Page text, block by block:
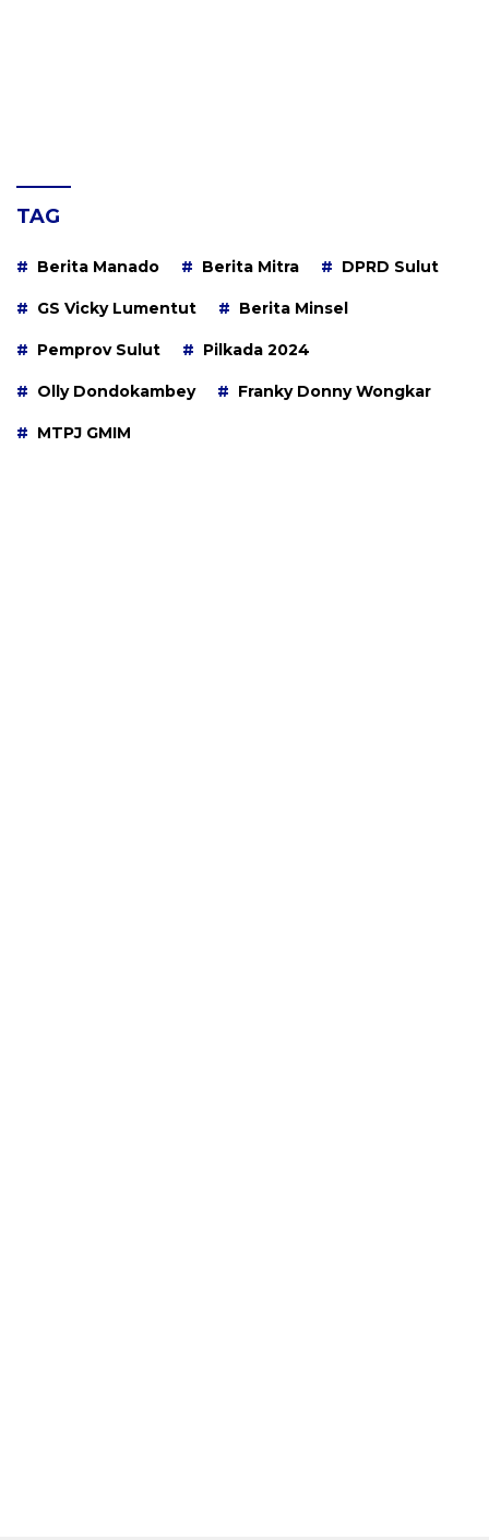
TAG
Berita Manado Berita Mitra DPRD Sulut
GS Vicky Lumentut Berita Minsel
Pemprov Sulut Pilkada 2024
Olly Dondokambey Franky Donny Wongkar
MTPJ GMIM